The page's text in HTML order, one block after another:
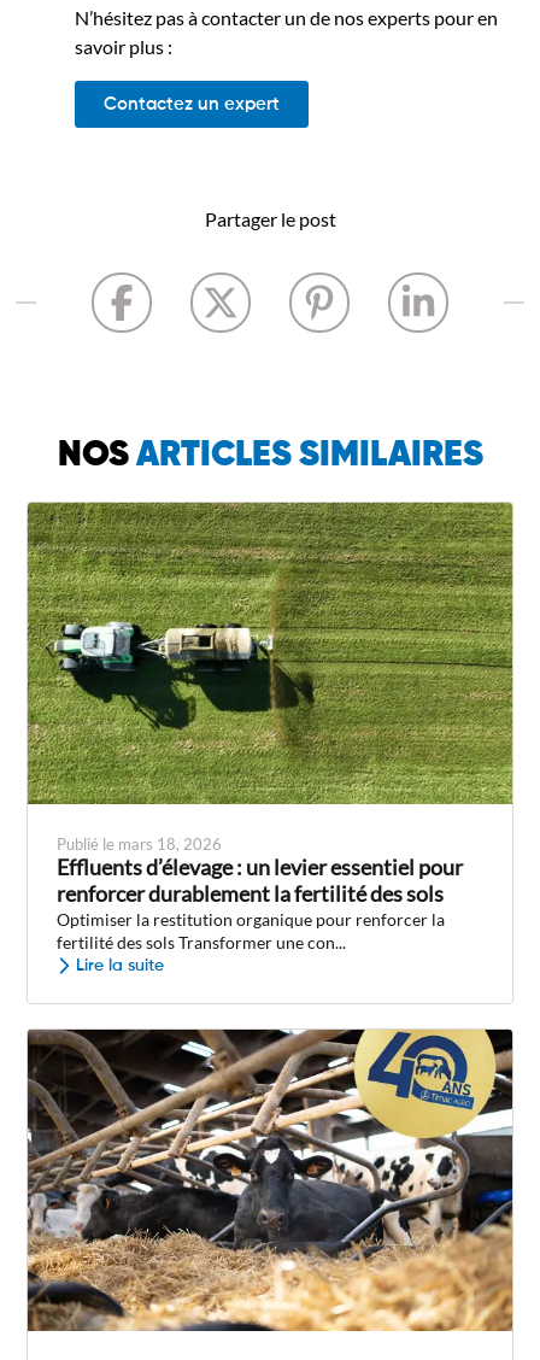
N’hésitez pas à contacter un de nos experts pour en
savoir plus :
Contactez un expert
Partager le post
NOSARTICLES SIMILAIRES
Publié le mars 18, 2026
Effluents d’élevage : un levier essentiel pour
renforcer durablement la fertilité des sols
Optimiser la restitution organique pour renforcer la
fertilité des sols Transformer une con...
Lire la suite